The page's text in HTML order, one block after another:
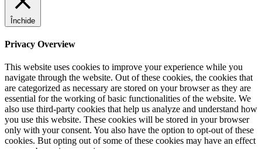
Închide
Privacy Overview
This website uses cookies to improve your experience while you
navigate through the website. Out of these cookies, the cookies that
are categorized as necessary are stored on your browser as they are
essential for the working of basic functionalities of the website. We
also use third-party cookies that help us analyze and understand how
you use this website. These cookies will be stored in your browser
only with your consent. You also have the option to opt-out of these
cookies. But opting out of some of these cookies may have an effect